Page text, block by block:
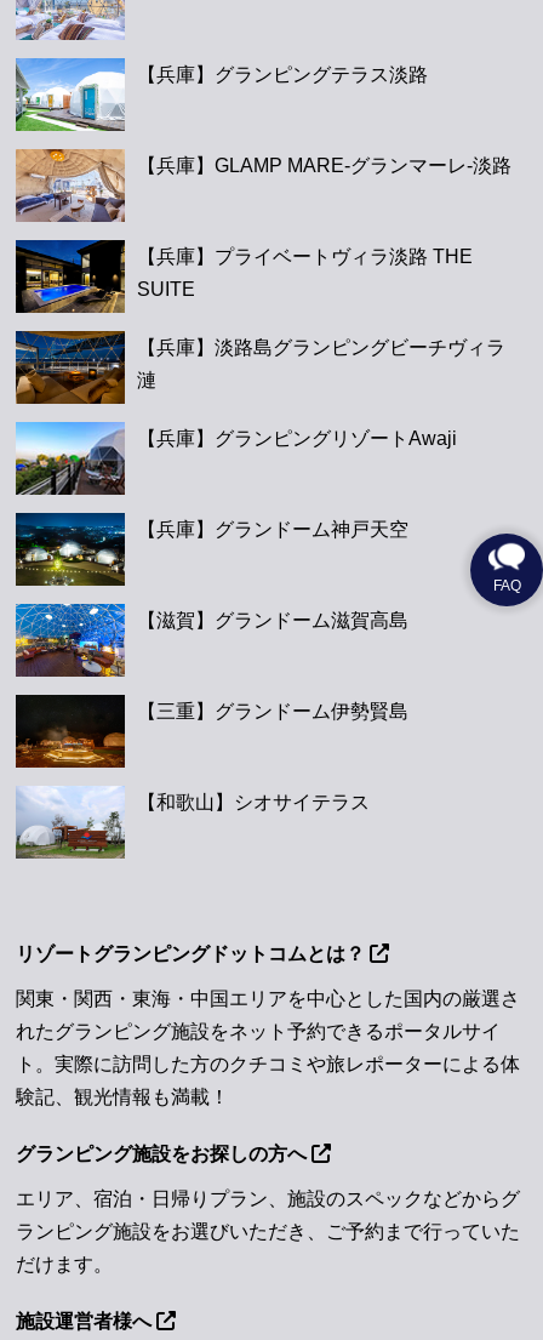
【兵庫】グランピングテラス淡路
【兵庫】GLAMP MARE-グランマーレ-淡路
【兵庫】プライベートヴィラ淡路 THE
SUITE
【兵庫】淡路島グランピングビーチヴィラ
漣
【兵庫】グランピングリゾートAwaji
【兵庫】グランドーム神戸天空
【滋賀】グランドーム滋賀高島
【三重】グランドーム伊勢賢島
【和歌山】シオサイテラス
リゾートグランピングドットコムとは？
関東・関西・東海・中国エリアを中心とした国内の厳選さ
れたグランピング施設をネット予約できるポータルサイ
ト。実際に訪問した方のクチコミや旅レポーターによる体
験記、観光情報も満載！
グランピング施設をお探しの方へ
エリア、宿泊・日帰りプラン、施設のスペックなどからグ
ランピング施設をお選びいただき、ご予約まで行っていた
だけます。
施設運営者様へ